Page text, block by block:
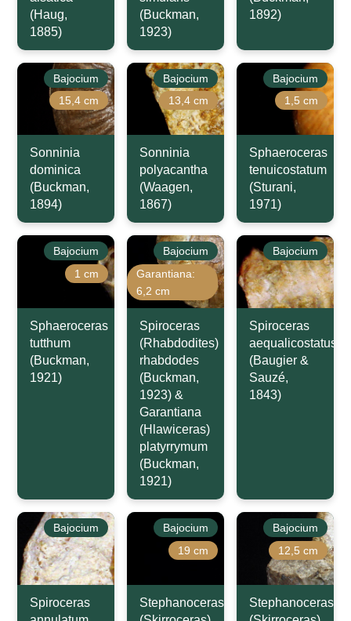
(Haug,
1885)
(Buckman,
1923)
1892)
Bajocium
15,4 cm
Sonninia
dominica
(Buckman,
1894)
Bajocium
13,4 cm
Sonninia
polyacantha
(Waagen,
1867)
Bajocium
1,5 cm
Sphaeroceras
tenuicostatum
(Sturani,
1971)
Bajocium
1 cm
Sphaeroceras
tutthum
(Buckman,
1921)
Bajocium
Garantiana:
6,2 cm
Spiroceras
(Rhabdodites)
rhabdodes
(Buckman,
1923) &
Garantiana
(Hlawiceras)
platyrrymum
(Buckman,
1921)
Bajocium
Spiroceras
aequalicostatus
(Baugier &
Sauzé,
1843)
Bajocium
Spiroceras
Bajocium
19 cm
Stephanoceras
Bajocium
12,5 cm
Stephanoceras